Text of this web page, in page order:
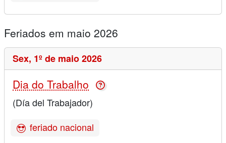
Feriados em maio 2026
Sex, 1º de maio 2026
Dia do Trabalho
(Día del Trabajador)
feriado nacional